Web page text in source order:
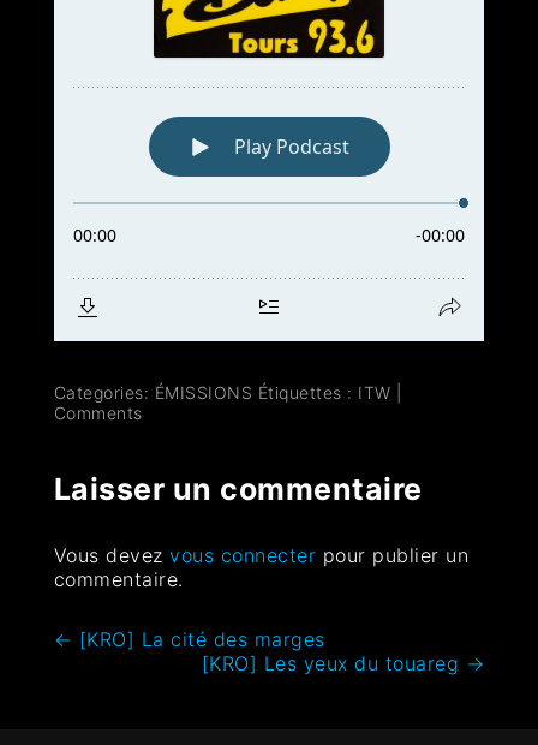
Categories: ÉMISSIONS Étiquettes : ITW
Comments
Laisser un commentaire
Vous devezvous connecter pour publier un
commentaire.
← [KRO] La cité des marges
[KRO] Les yeux du touareg →